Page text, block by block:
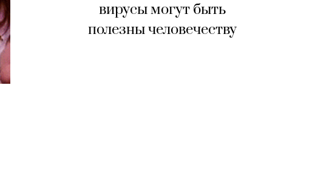
вирусы могут быть
полезны человечеству